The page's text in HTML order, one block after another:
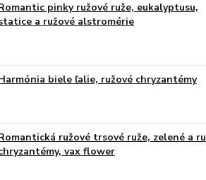
pinky ružové ruže, eukalyptusu,
a ružové alstromérie
biele ľalie, ružové chryzantémy
ružové trsové ruže, zelené a
vax flower